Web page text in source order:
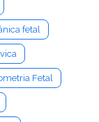
fetal
Fetal